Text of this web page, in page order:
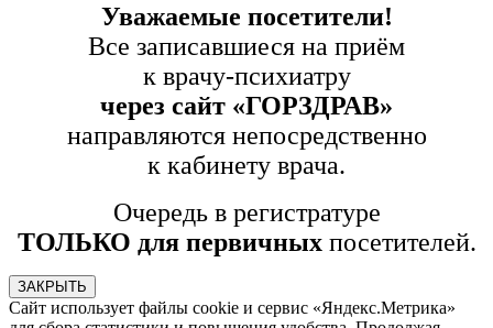
Уважаемые посетители!
Все записавшиеся на приём
к врачу-психиатру
через сайт «ГОРЗДРАВ»
направляются непосредственно
к кабинету врача.
Очередь в регистратуре
ТОЛЬКО для первичныхпосетителей.
ЗАКРЫТЬ
Сайт использует файлы cookie и сервис «Яндекс.Метрика»